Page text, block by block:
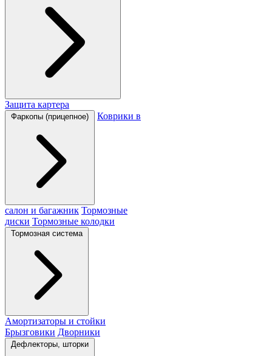
Защита картера
Фаркопы (прицепное) Коврики в
салон и багажник Тормозные
диски Тормозные колодки
Тормозная система
Амортизаторы и стойки
Брызговики Дворники
Дефлекторы, шторки